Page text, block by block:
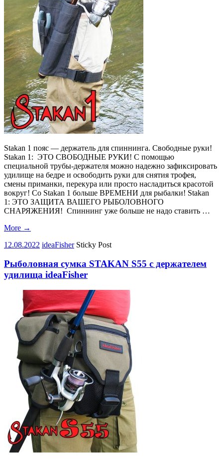
Stakan 1 пояс — держатель для спиннинга. Свободные руки!
Stakan 1: ЭТО СВОБОДНЫЕ РУКИ! С помощью
специальной трубы-держателя можно надежно зафиксировать
удилище на бедре и освободить руки для снятия трофея,
смены приманки, перекура или просто насладиться красотой
вокруг! Со Stakan 1 больше ВРЕМЕНИ для рыбалки! Stakan
1: ЭТО ЗАЩИТА ВАШЕГО РЫБОЛОВНОГО
СНАРЯЖЕНИЯ! Спиннинг уже больше не надо ставить …
More →
12.08.2022 ideaFisher Sticky Post
Рыболовная сумка STAKAN S55 с держателем
удилища ideaFisher